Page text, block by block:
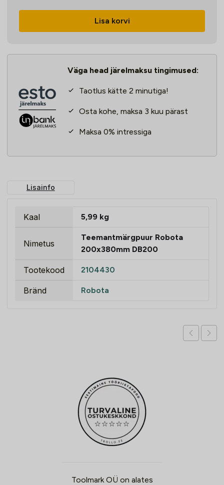
200x380mm
Lisa korvi
Väga head järelmaksu tingimused:
Taotlus kätte 2 minutiga!
Osta kohe, maksa 3 kuu pärast
Maksa 0% intressiga
Lisainfo
Kaal 5,99 kg
Nimetus
Teemantmärgpuur Robota
200x380mm DB200
Tootekood 2104430
Bränd Robota
Toolmark OÜ on alates